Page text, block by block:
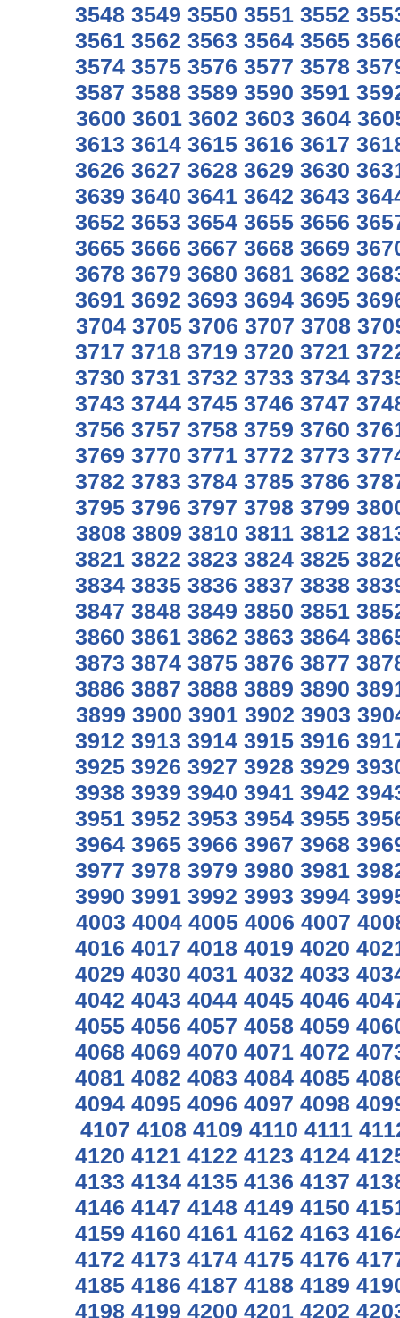
3548 3549 3550 3551 3552
3561 3562 3563 3564 3565
3574 3575 3576 3577 3578
3587 3588 3589 3590 3591
3600 3601 3602 3603 3604
3613 3614 3615 3616 3617
3626 3627 3628 3629 3630
3639 3640 3641 3642 3643
3652 3653 3654 3655 3656
3665 3666 3667 3668 3669
3678 3679 3680 3681 3682
3691 3692 3693 3694 3695
3704 3705 3706 3707 3708
3717 3718 3719 3720 3721
3730 3731 3732 3733 3734
3743 3744 3745 3746 3747
3756 3757 3758 3759 3760
3769 3770 3771 3772 3773
3782 3783 3784 3785 3786
3795 3796 3797 3798 3799
3808 3809 3810 3811 3812
3821 3822 3823 3824 3825
3834 3835 3836 3837 3838
3847 3848 3849 3850 3851
3860 3861 3862 3863 3864
3873 3874 3875 3876 3877
3886 3887 3888 3889 3890
3899 3900 3901 3902 3903
3912 3913 3914 3915 3916
3925 3926 3927 3928 3929
3938 3939 3940 3941 3942
3951 3952 3953 3954 3955
3964 3965 3966 3967 3968
3977 3978 3979 3980 3981
3990 3991 3992 3993 3994
4003 4004 4005 4006 4007
4016 4017 4018 4019 4020
4029 4030 4031 4032 4033
4042 4043 4044 4045 4046
4055 4056 4057 4058 4059
4068 4069 4070 4071 4072
4081 4082 4083 4084 4085
4094 4095 4096 4097 4098
4107 4108 4109 4110 4111
4120 4121 4122 4123 4124
4133 4134 4135 4136 4137
4146 4147 4148 4149 4150
4159 4160 4161 4162 4163
4172 4173 4174 4175 4176
4185 4186 4187 4188 4189
4198 4199 4200 4201 4202